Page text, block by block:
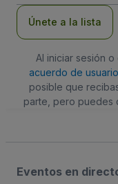
Únete a la lista
Al iniciar sesión
acuerdo de usuario
posible que
parte, pero puedes
Eventos en